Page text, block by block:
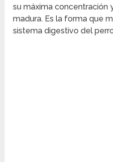
su máxima concentración
madura. Es la forma que
sistema digestivo del